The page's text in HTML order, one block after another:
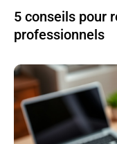
5 conseils pour
professionnels